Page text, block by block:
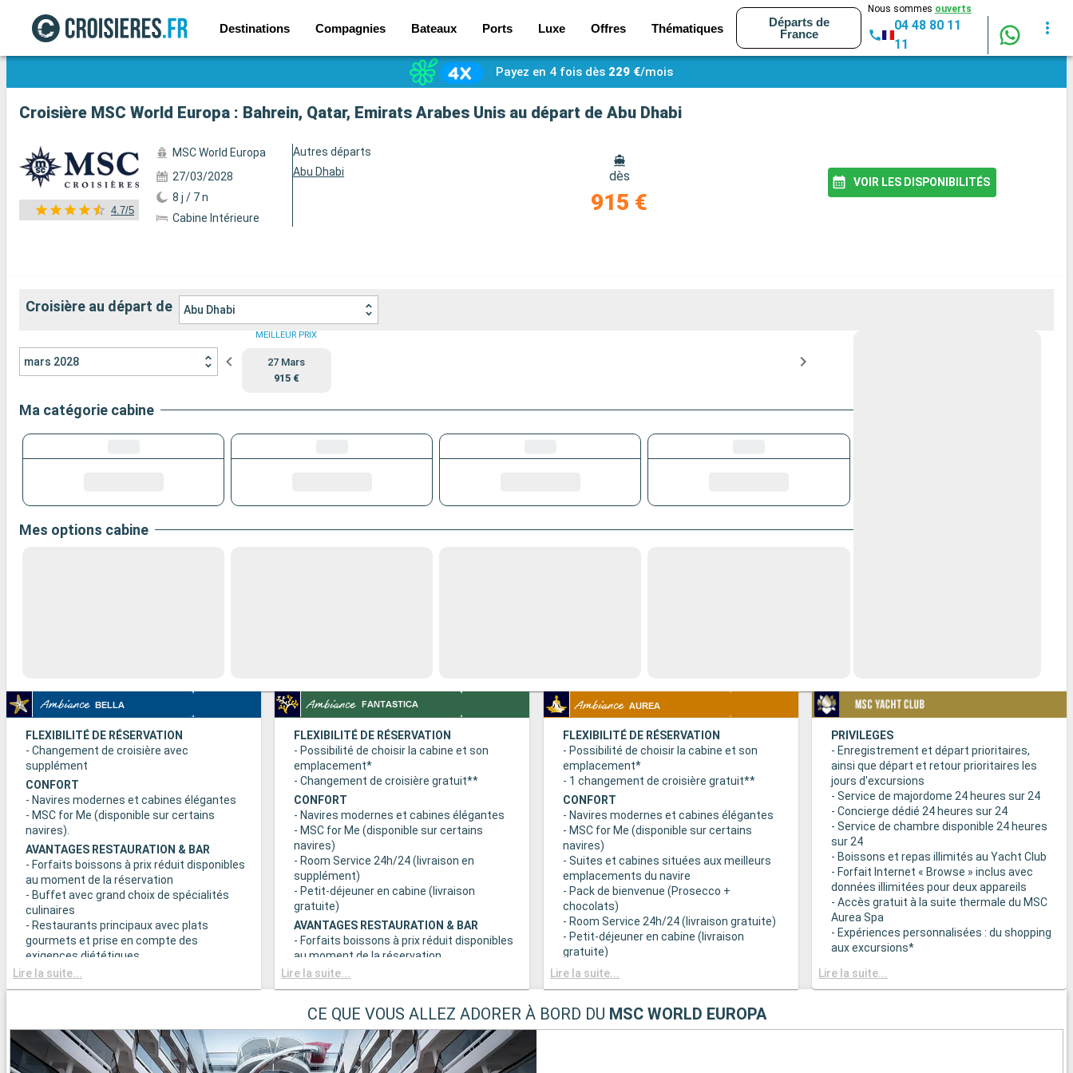
Destinations Compagnies Bateaux Ports Luxe Offres Thématiques
Départs de
France
Nous sommes ouverts
04 48 80 11
11
Voir les 117 autres photos
Payez en 4 fois dès 229 €/mois
Croisière MSC World Europa : Bahrein, Qatar, Emirats Arabes Unis au départ de Abu Dhabi
4.7/5
MSC World Europa
27/03/2028
8 j / 7 n
Cabine Intérieure
Autres départs
Abu Dhabi
dès
915 €
VOIR LES DISPONIBILITÉS
Croisière au départ de Abu Dhabi
mars 2028
MEILLEUR PRIX
27 Mars
915 €
Ma catégorie cabine
Mes options cabine
FLEXIBILITÉ DE RÉSERVATION
- Changement de croisière avec
supplément
CONFORT
- Navires modernes et cabines élégantes
- MSC for Me (disponible sur certains
navires).
AVANTAGES RESTAURATION & BAR
- Forfaits boissons à prix réduit disponibles
au moment de la réservation
- Buffet avec grand choix de spécialités
culinaires
- Restaurants principaux avec plats
gourmets et prise en compte des
exigences diététiques
SPORT ET DIVERTISSEMENTS
- Programme varié de spectacles de style
- Equipements sportifs de plein-air
- Salle de sport équipée avec vue
panoramique
Lire la suite...
FLEXIBILITÉ DE RÉSERVATION
- Possibilité de choisir la cabine et son
emplacement*
- Changement de croisière gratuit**
CONFORT
- Navires modernes et cabines élégantes
- MSC for Me (disponible sur certains
navires)
- Room Service 24h/24 (livraison en
supplément)
- Petit-déjeuner en cabine (livraison
gratuite)
AVANTAGES RESTAURATION & BAR
- Forfaits boissons à prix réduit disponibles
au moment de la réservation
- Buffet avec grand choix de spécialités
gourmets et prise en compte des
exigences diététiques
- Choix de la tranche horaire du dîner (sous
réserve de disponibilité)
Lire la suite...
FLEXIBILITÉ DE RÉSERVATION
- Possibilité de choisir la cabine et son
emplacement*
- 1 changement de croisière gratuit**
CONFORT
- Navires modernes et cabines élégantes
- MSC for Me (disponible sur certains
navires)
- Suites et cabines situées aux meilleurs
emplacements du navire
- Pack de bienvenue (Prosecco +
chocolats)
- Room Service 24h/24 (livraison gratuite)
- Petit-déjeuner en cabine (livraison
gratuite)
AVANTAGES RESTAURATION & BAR
- Buffet avec grand choix de spécialités
culinaires
Lire la suite...
PRIVILEGES
- Enregistrement et départ prioritaires,
ainsi que départ et retour prioritaires les
jours d'excursions
- Service de majordome 24 heures sur 24
- Concierge dédié 24 heures sur 24
- Service de chambre disponible 24 heures
sur 24
- Boissons et repas illimités au Yacht Club
- Forfait Internet « Browse » inclus avec
données illimitées pour deux appareils
- Accès gratuit à la suite thermale du MSC
Aurea Spa
- Expériences personnalisées : du shopping
aux excursions*
suite
- Autres attentions personnelles : service
Lire la suite...
CE QUE VOUS ALLEZ ADORER À BORD DU MSC WORLD EUROPA